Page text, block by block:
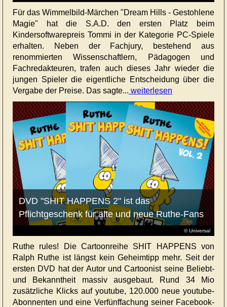
Für das Wimmelbild-Märchen "Dream Hills - Gestohlene
Magie" hat die S.A.D. den ersten Platz beim
Kindersoftwarepreis Tommi in der Kategorie PC-Spiele
erhalten. Neben der Fachjury, bestehend aus
renommierten Wissenschaftlern, Pädagogen und
Fachredakteuren, trafen auch dieses Jahr wieder die
jungen Spieler die eigentliche Entscheidung über die
Vergabe der Preise. Das sagte... weiterlesen
© Universal
DVD "SHIT HAPPENS 2" ist das
Pflichtgeschenk für alte und neue Ruthe-Fans
Ruthe rules! Die Cartoonreihe SHIT HAPPENS von
Ralph Ruthe ist längst kein Geheimtipp mehr. Seit der
ersten DVD hat der Autor und Cartoonist seine Beliebt-
und Bekanntheit massiv ausgebaut. Rund 34 Mio
zusätzliche Klicks auf youtube, 120.000 neue youtube-
Abonnenten und eine Verfünffachung seiner Facebook-